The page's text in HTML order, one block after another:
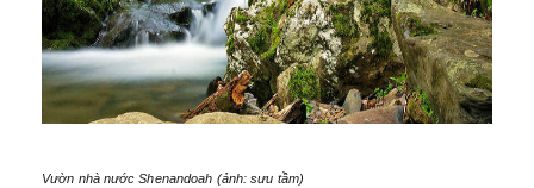
Vườn nhà nước Shenandoah (ảnh: sưu tầm)